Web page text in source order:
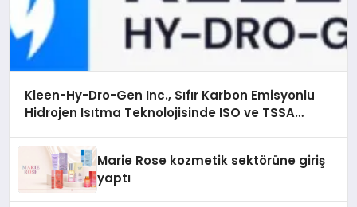
Kleen-Hy-Dro-Gen Inc., Sıfır Karbon Emisyonlu
Hidrojen Isıtma Teknolojisinde ISO ve TSSA
Marie Rose kozmetik sektörüne giriş
yaptı